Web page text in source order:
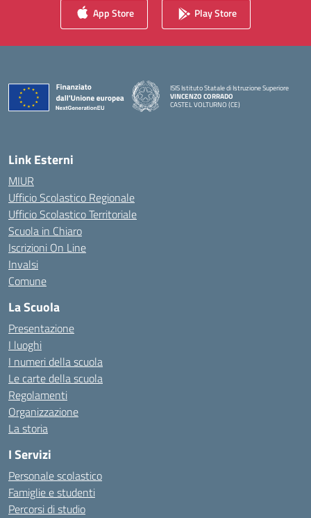
App Store Play Store
ISIS Istituto Statale di Istruzione Superiore
VINCENZO CORRADO
CASTEL VOLTURNO (CE)
Link Esterni
MIUR
Ufficio Scolastico Regionale
Ufficio Scolastico Territoriale
Scuola in Chiaro
Iscrizioni On Line
Invalsi
Comune
La Scuola
Presentazione
I luoghi
I numeri della scuola
Le carte della scuola
Regolamenti
Organizzazione
La storia
I Servizi
Personale scolastico
Famiglie e studenti
Percorsi di studio